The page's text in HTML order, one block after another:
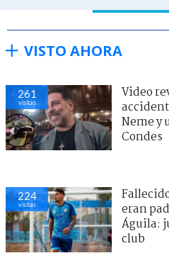
VISTO AHORA
261
visitas
Video
Neme y
Condes
224
visitas
eran
Águila:
club